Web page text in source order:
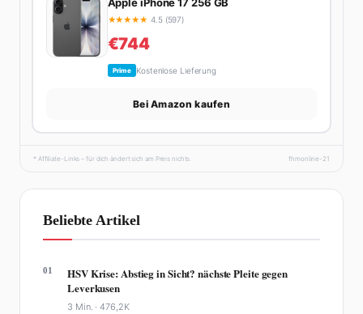
★★★★★ 4.5 (597)
€744
Prime Kostenlose Lieferung
Bei Amazon kaufen
* Affiliate-Links – für dich ändert sich am Preis nichts. fhmonline-21
Beliebte Artikel
01
HSV Krise: Abstieg in Sicht? nächste Pleite gegen
Leverkusen
3 Min. ·476,2K